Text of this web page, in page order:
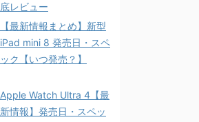
底レビュー
【最新情報まとめ】新型
iPad mini 8 発売日・スペ
ック【いつ発売？】
Apple Watch Ultra 4【最
新情報】発売日・スペッ